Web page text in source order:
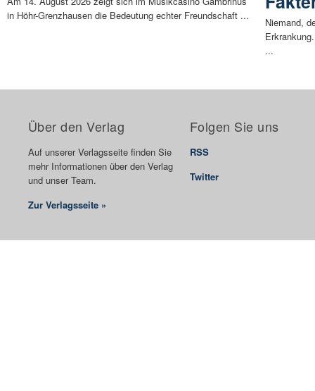
in Höhr-Grenzhausen die Bedeutung echter Freundschaft ...
Niemand,
...
Über den Verlag
Auf unserer Verlagsseite finden Sie
mehr Informationen über den Verlag
und unser Team.
Zur Verlagsseite »
Folgen Sie uns
RSS
Twitter